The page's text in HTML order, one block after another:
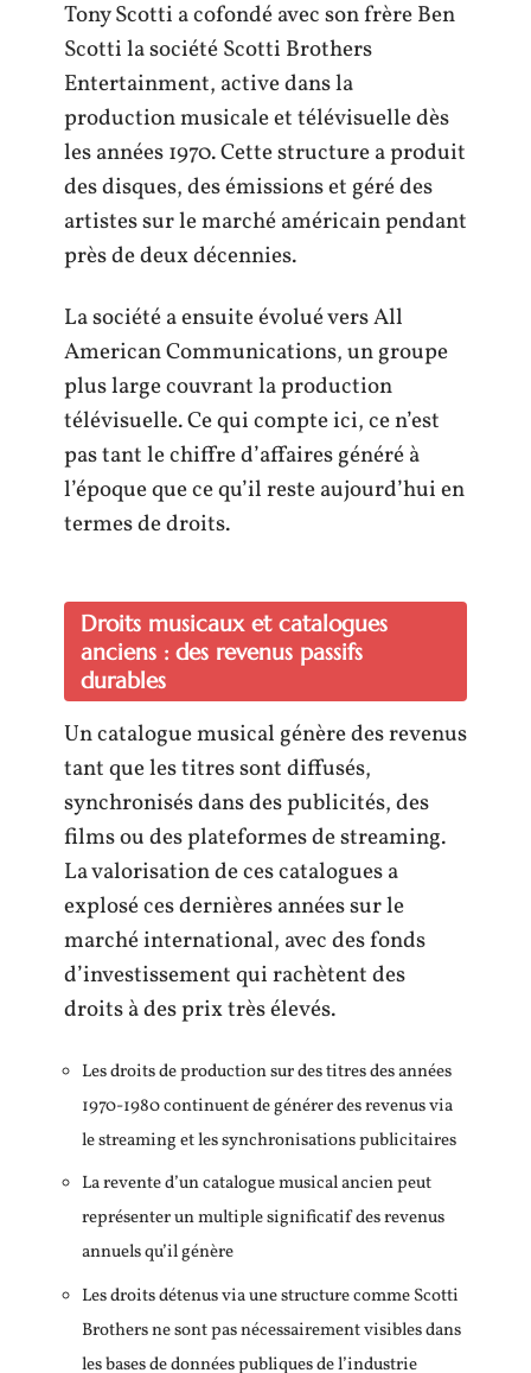
Tony Scotti a cofondé avec son frère Ben
Scotti la société Scotti Brothers
Entertainment, active dans la
production musicale et télévisuelle dès
les années 1970. Cette structure a produit
des disques, des émissions et géré des
artistes sur le marché américain pendant
près de deux décennies.
La société a ensuite évolué vers All
American Communications, un groupe
plus large couvrant la production
télévisuelle. Ce qui compte ici, ce n’est
pas tant le chiffre d’affaires généré à
l’époque que ce qu’il reste aujourd’hui en
termes de droits.
Droits musicaux et catalogues
anciens : des revenus passifs
durables
Un catalogue musical génère des revenus
tant que les titres sont diffusés,
synchronisés dans des publicités, des
films ou des plateformes de streaming.
La valorisation de ces catalogues a
explosé ces dernières années sur le
marché international, avec des fonds
d’investissement qui rachètent des
droits à des prix très élevés.
Les droits de production sur des titres des années
1970-1980 continuent de générer des revenus via
le streaming et les synchronisations publicitaires
La revente d’un catalogue musical ancien peut
représenter un multiple significatif des revenus
annuels qu’il génère
Les droits détenus via une structure comme Scotti
Brothers ne sont pas nécessairement visibles dans
les bases de données publiques de l’industrie